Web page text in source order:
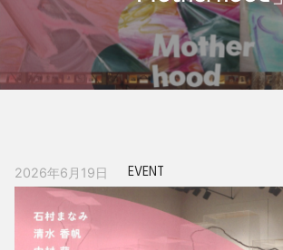
2026年6月19日 EVENT